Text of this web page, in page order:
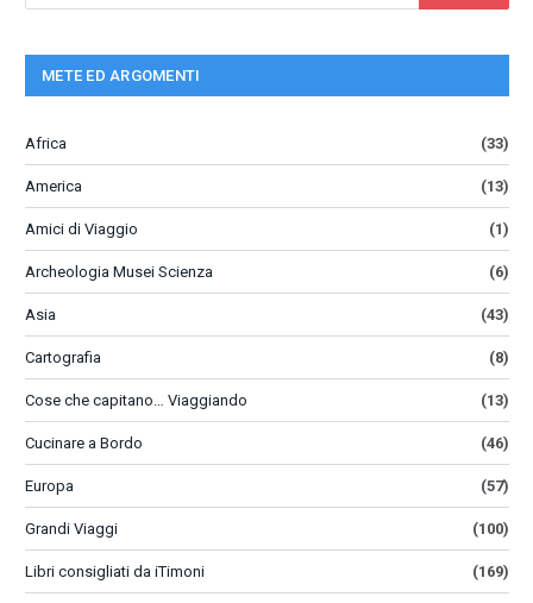
METE ED ARGOMENTI
Africa (33)
America (13)
Amici di Viaggio (1)
Archeologia Musei Scienza (6)
Asia (43)
Cartografia (8)
Cose che capitano… Viaggiando (13)
Cucinare a Bordo (46)
Europa (57)
Grandi Viaggi (100)
Libri consigliati da iTimoni (169)